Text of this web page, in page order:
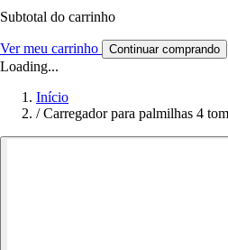
Subtotal do carrinho
Ver meu carrinho Continuar comprando
Loading...
Início
/ Carregador para palmilhas 4